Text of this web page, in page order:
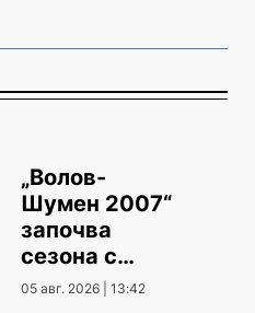
„Волов-
Шумен 2007“
започва
сезона с
гостуване
05 авг. 2026 | 13:42